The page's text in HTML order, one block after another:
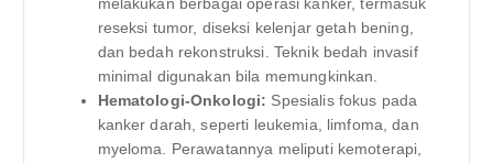
melakukan berbagai operasi kanker, termasuk
reseksi tumor, diseksi kelenjar getah bening,
dan bedah rekonstruksi. Teknik bedah invasif
minimal digunakan bila memungkinkan.
Hematologi-Onkologi: Spesialis fokus pada
kanker darah, seperti leukemia, limfoma, dan
myeloma. Perawatannya meliputi kemoterapi,